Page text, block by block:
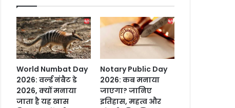
World Numbat Day
2026: वर्ल्ड नंबैट डे
2026, क्यों मनाया
जाता है यह खास
Notary Public Day
2026: कब मनाया
जाएगा? जानिए
इतिहास, महत्व और